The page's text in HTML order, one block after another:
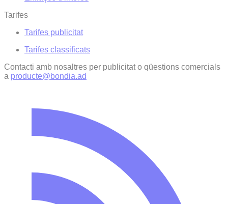
Tarifes
Tarifes publicitat
Tarifes classificats
Contacti amb nosaltres per publicitat o qüestions comercials
a producte@bondia.ad